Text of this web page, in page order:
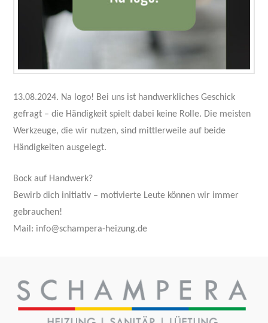
13.08.2024. Na logo! Bei uns ist handwerkliches Geschick
gefragt – die Händigkeit spielt dabei keine Rolle. Die meisten
Werkzeuge, die wir nutzen, sind mittlerweile auf beide
Händigkeiten ausgelegt.
Bock auf Handwerk?
Bewirb dich initiativ – motivierte Leute können wir immer
gebrauchen!
Mail: info@schampera-heizung.de